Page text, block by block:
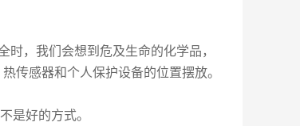
，我们会想到危及生命的化学品，
传感器和个人保护设备的位置摆放。
是好的方式。